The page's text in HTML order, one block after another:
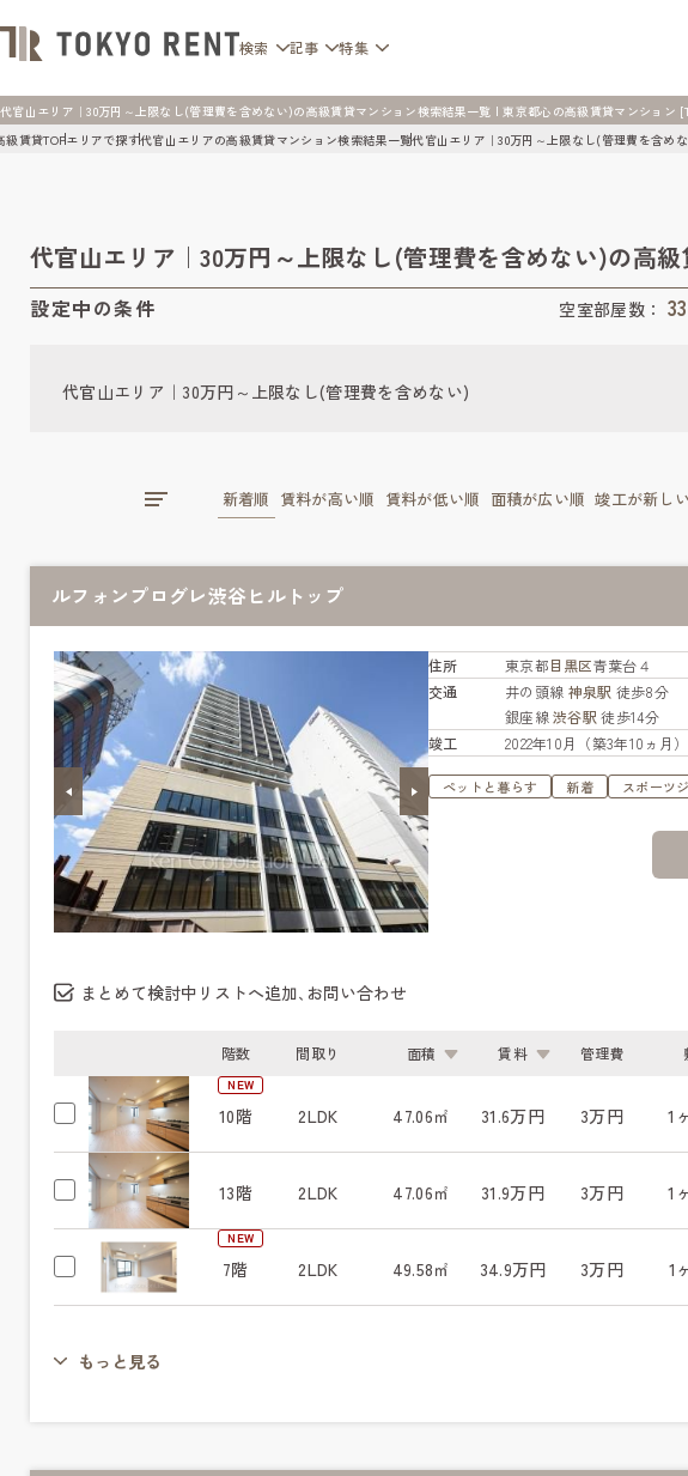
検索 記事 特集
代官山エリア｜30万円～上限なし(管理費を含めない)の高級賃貸マンション検索結果一覧 | 東京都心の高級賃貸マンション
級賃貸TOPエリアで探す代官山エリアの高級賃貸マンション検索結果一覧代官山エリア｜30万円～上限なし(管理費を含め
代官山エリア｜30万円～上限なし(管理費を含めない)の高
設定中の条件 空室部屋数： 33
代官山エリア｜30万円～上限なし(管理費を含めない)
新着順 賃料が高い順 賃料が低い順 面積が広い順 竣工が新し
ルフォンプログレ渋谷ヒルトップ
住所 東京都目黒区青葉台４
交通
井の頭線 神泉駅 徒歩8分
銀座線渋谷駅 徒歩14分
竣工
2022年10月（築3年10ヵ月）
ペットと暮らす 新着 スポーツ
まとめて検討中リストへ追加､お問い合わせ
階数 間取り 面積 賃料 管理費
NEW
10階 2LDK 47.06㎡ 31.6万円 3万円 1
13階 2LDK 47.06㎡ 31.9万円 3万円 1
NEW
7階 2LDK 49.58㎡ 34.9万円 3万円 1
もっと見る